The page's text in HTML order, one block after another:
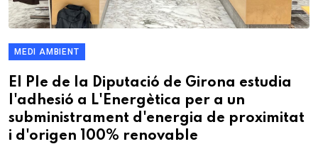
MEDI AMBIENT
El Ple de la Diputació de Girona estudia
l'adhesió a L'Energètica per a un
subministrament d'energia de proximitat
i d'origen 100% renovable